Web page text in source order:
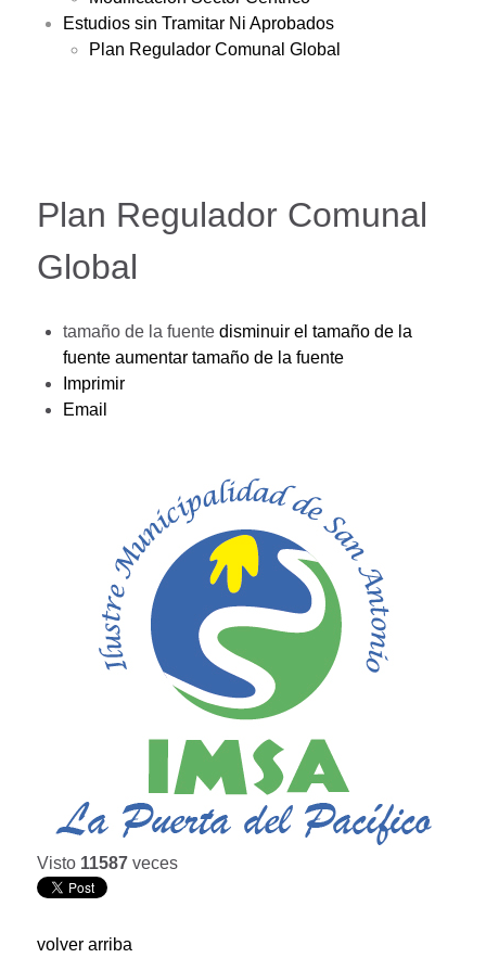
Estudios sin Tramitar Ni Aprobados
Plan Regulador Comunal Global
Plan Regulador Comunal
Global
tamaño de la fuente disminuir el tamaño de la
fuente aumentar tamaño de la fuente
Imprimir
Email
Visto 11587 veces
volver arriba